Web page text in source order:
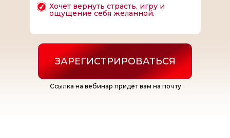
Хочет вернуть страсть, игру и
ощущение себя желанной.
ЗАРЕГИСТРИРОВАТЬСЯ
Ссылка на вебинар придёт вам на почту